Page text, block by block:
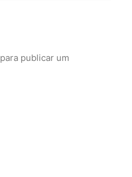
para publicar um